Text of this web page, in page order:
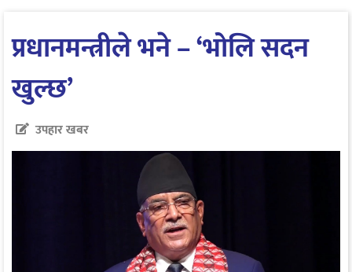
प्रधानमन्त्रीले भने – ‘भोलि सदन
खुल्छ’
उपहार खबर